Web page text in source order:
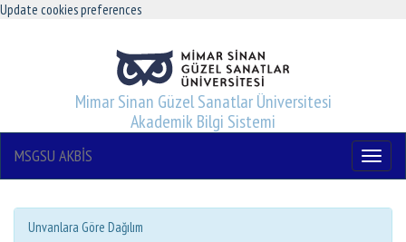
Update cookies preferences
Mimar Sinan Güzel Sanatlar Üniversitesi
Akademik Bilgi Sistemi
Menu
MSGSU AKBİS
Unvanlara Göre Dağılım